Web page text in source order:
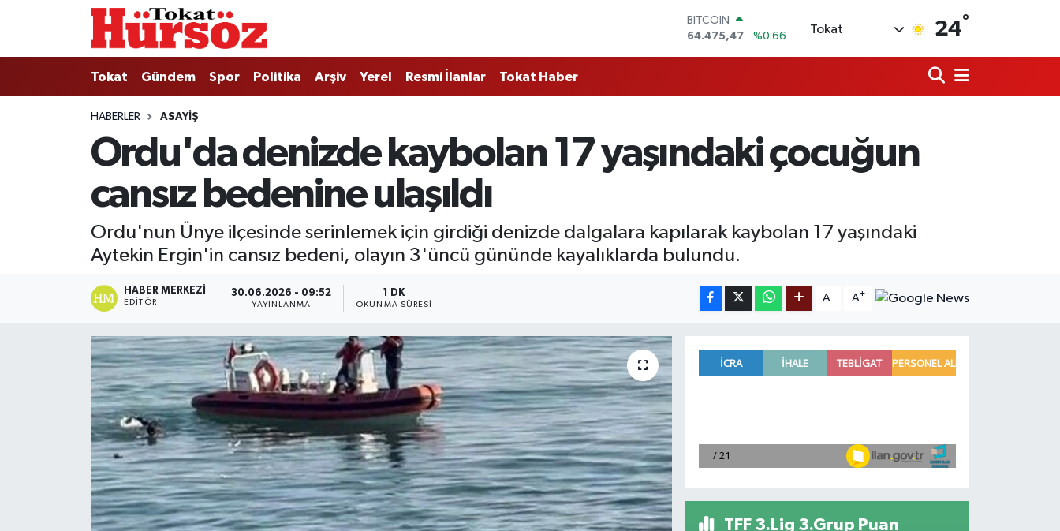
47,5971
%0.05
GRAM ALTIN
6518.23
%0.39
Tokat 24°
Tokat Gündem Spor Politika Arşiv Yerel Resmi İlanlar Tokat Haber
HABERLER ASAYIŞ
Ordu'da denizde kaybolan 17 yaşındaki çocuğun
cansız bedenine ulaşıldı
Ordu'nun Ünye ilçesinde serinlemek için girdiği denizde dalgalara kapılarak kaybolan 17 yaşındaki
Aytekin Ergin'in cansız bedeni, olayın 3'üncü gününde kayalıklarda bulundu.
HABER MERKEZI
EDITÖR
30.06.2026 - 09:52
YAYINLANMA
1 DK
OKUNMA SÜRESI
A- A+
TFF 3.Lig 3.Grup Puan
Tokat
Türkiye Gündemi
Gündem
Politika
Tokat Spor
Ekonomi
Tokat Haber
Nöbetçi Eczaneler
Hava Durumu
Tokat Namaz Vakitleri
Süper Lig Puan Durumu ve Fikstür
Tüm Manşetler
Son Dakika Haberleri
Haber Arşivi